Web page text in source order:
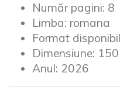
Număr pagini: 8
Limba: romana
Format
Dimensiune:
Anul: 2026